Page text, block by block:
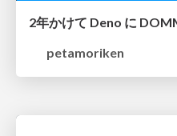
petamoriken